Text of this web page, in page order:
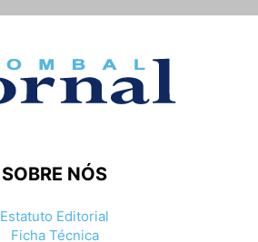
SOBRE NÓS
Estatuto Editorial
Ficha Técnica